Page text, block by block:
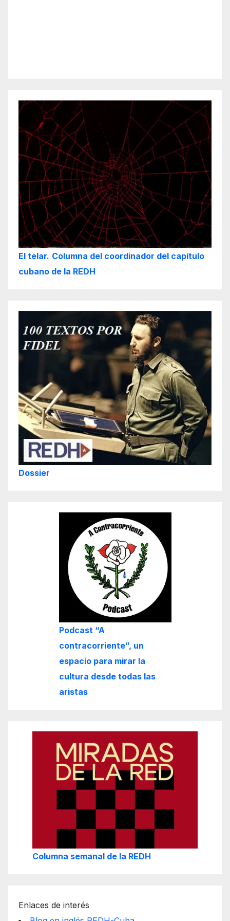
El telar. Columna del coordinador del capítulo
cubano de la REDH
Dossier
Podcast “A
contracorriente”, un
espacio para mirar la
cultura desde todas las
aristas
Columna semanal de la REDH
Enlaces de interés